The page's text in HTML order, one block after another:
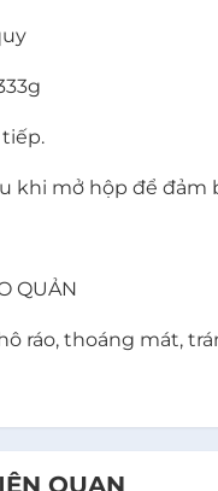
khi mở hộp để
QUẢN
ráo, thoáng mát,
QUAN